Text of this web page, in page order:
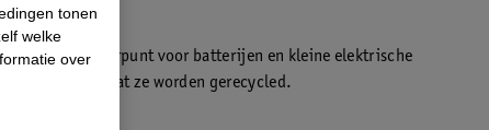
WeCycle inleverpunt voor batterijen en kleine elektrische
inleveren zodat ze worden gerecycled.
tonen
welke
over